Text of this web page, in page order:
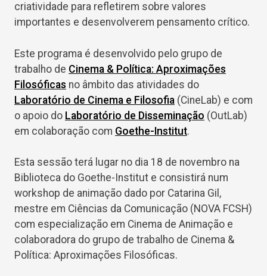
criatividade para refletirem sobre valores
importantes e desenvolverem pensamento crítico.
Este programa é desenvolvido pelo grupo de
trabalho de Cinema & Política: Aproximações
Filosóficas no âmbito das atividades do
Laboratório de Cinema e Filosofia (CineLab) e com
o apoio do Laboratório de Disseminação (OutLab)
em colaboração com Goethe-Institut.
Esta sessão terá lugar no dia 18 de novembro na
Biblioteca do Goethe-Institut e consistirá num
workshop de animação dado por Catarina Gil,
mestre em Ciências da Comunicação (NOVA FCSH)
com especialização em Cinema de Animação e
colaboradora do grupo de trabalho de Cinema &
Política: Aproximações Filosóficas.